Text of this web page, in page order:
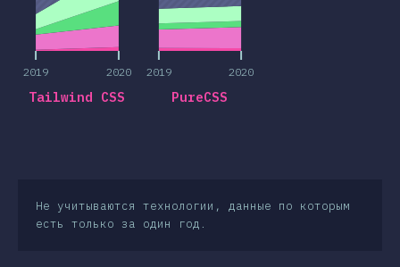
2019 2020
Tailwind CSS
2019 2020
PureCSS
Не учитываются технологии, данные по которым
есть только за один год.